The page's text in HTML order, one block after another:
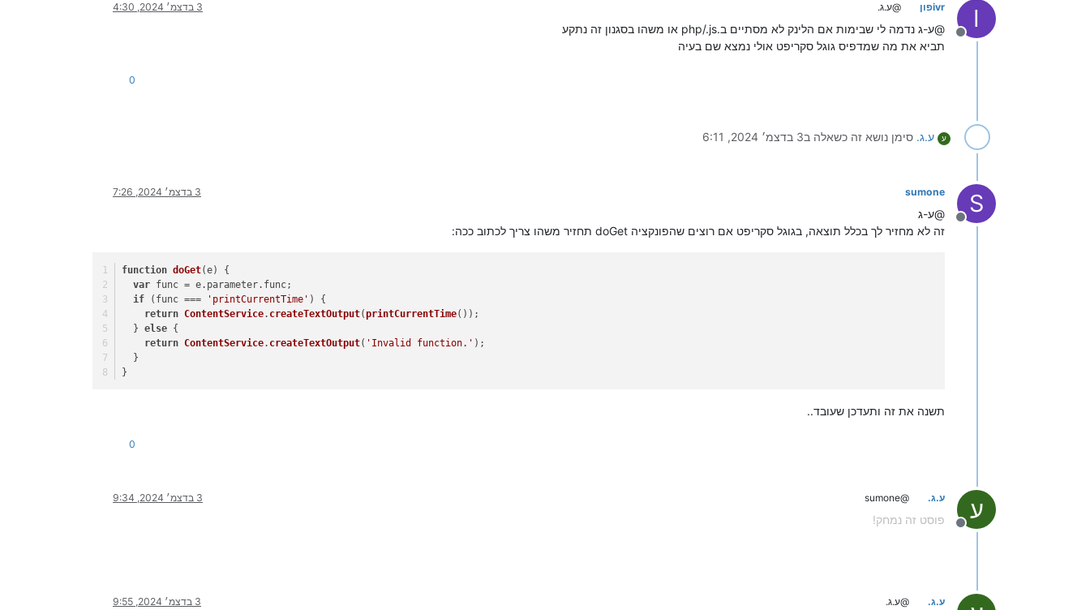
I
מנותק
ivrפון @ע.ג. 3 בדצמ׳ 2024, 4:30
@ע-ג נדמה לי שבימות אם הלינק לא מסתיים ב.php/.js או משהו בסגנון זה נתקע
תביא את מה שמדפיס גוגל סקריפט אולי נמצא שם בעיה
0
ע ע.ג. סימן נושא זה כשאלה ב3 בדצמ׳ 2024, 6:11
S
מנותק
sumone 3 בדצמ׳ 2024, 7:26
@ע-ג
זה לא מחזיר לך בכלל תוצאה, בגוגל סקריפט אם רוצים שהפונקציה doGet תחזיר משהו צריך לכתוב ככה:
function doGet(e) {
var func = e. parameter. func;
if (func === 'printCurrentTime' ) {
return ContentService. createTextOutput(printCurrentTime());
  }
else {
return ContentService. createTextOutput( 'Invalid function.' );
  }
}
תשנה את זה ותעדכן שעובד..
0
ע
מנותק
ע.ג. @sumone 3 בדצמ׳ 2024, 9:34
פוסט זה נמחק!
ע.ג. @ע.ג. 3 בדצמ׳ 2024, 9:55